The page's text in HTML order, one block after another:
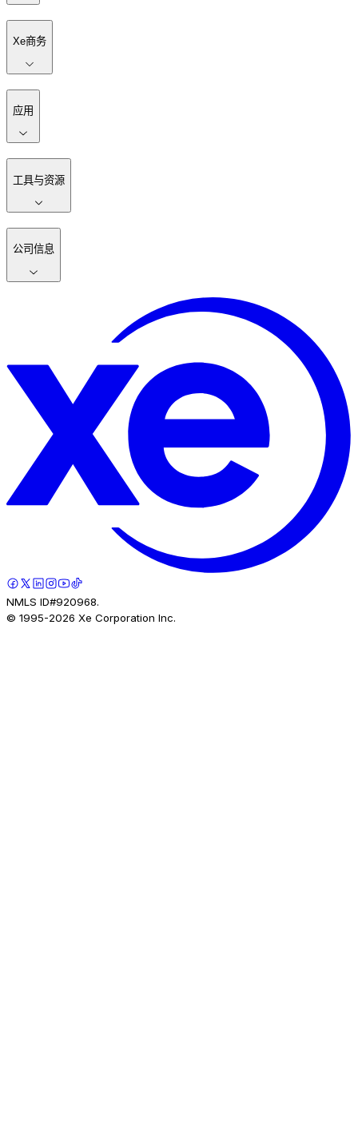
Xe商务
应用
工具与资源
公司信息
NMLS ID#920968.
© 1995-2026 Xe Corporation Inc.